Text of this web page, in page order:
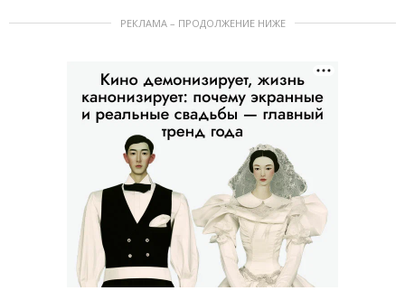
РЕКЛАМА – ПРОДОЛЖЕНИЕ НИЖЕ